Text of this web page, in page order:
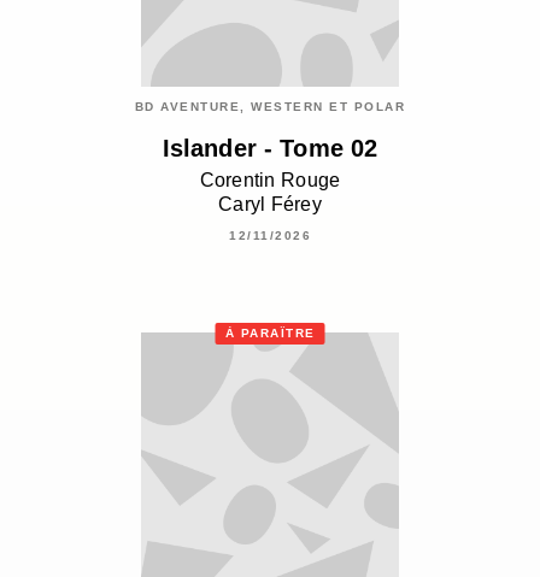
BD AVENTURE, WESTERN ET POLAR
Islander - Tome 02
Corentin Rouge
Caryl Férey
12/11/2026
À PARAÎTRE